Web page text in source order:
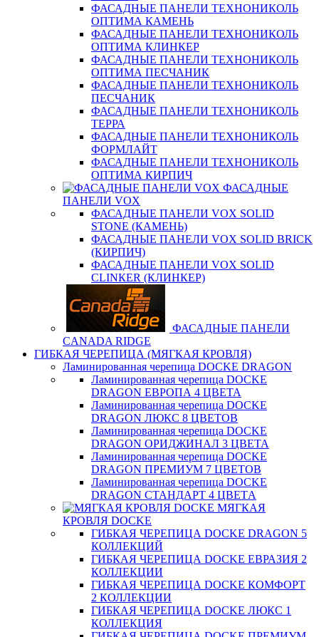
ФАСАДНЫЕ ПАНЕЛИ ТЕХНОНИКОЛЬ
ОПТИМА КАМЕНЬ
ФАСАДНЫЕ ПАНЕЛИ ТЕХНОНИКОЛЬ
ОПТИМА КЛИНКЕР
ФАСАДНЫЕ ПАНЕЛИ ТЕХНОНИКОЛЬ
ОПТИМА ПЕСЧАНИК
ФАСАДНЫЕ ПАНЕЛИ ТЕХНОНИКОЛЬ
ПЕСЧАНИК
ФАСАДНЫЕ ПАНЕЛИ ТЕХНОНИКОЛЬ
ТЕРРА
ФАСАДНЫЕ ПАНЕЛИ ТЕХНОНИКОЛЬ
ФОРМЛАЙТ
ФАСАДНЫЕ ПАНЕЛИ ТЕХНОНИКОЛЬ
ОПТИМА КИРПИЧ
ФАСАДНЫЕ
ПАНЕЛИ VOX
ФАСАДНЫЕ ПАНЕЛИ VOX SOLID
STONE (КАМЕНЬ)
ФАСАДНЫЕ ПАНЕЛИ VOX SOLID BRICK
(КИРПИЧ)
ФАСАДНЫЕ ПАНЕЛИ VOX SOLID
CLINКER (КЛИНКЕР)
ФАСАДНЫЕ ПАНЕЛИ
CANADA RIDGE
ГИБКАЯ ЧЕРЕПИЦА (МЯГКАЯ КРОВЛЯ)
Ламинированная черепица DOCKE DRAGON
Ламинированная черепица DOCKE
DRAGON ЕВРОПА 4 ЦВЕТА
Ламинированная черепица DOCKE
DRAGON ЛЮКС 8 ЦВЕТОВ
Ламинированная черепица DOCKE
DRAGON ОРИДЖИНАЛ 3 ЦВЕТА
Ламинированная черепица DOCKE
DRAGON ПРЕМИУМ 7 ЦВЕТОВ
Ламинированная черепица DOCKE
DRAGON СТАНДАРТ 4 ЦВЕТA
МЯГКАЯ
КРОВЛЯ DOCKE
ГИБКАЯ ЧЕРЕПИЦА DOCKE DRAGON 5
КОЛЛЕКЦИЙ
ГИБКАЯ ЧЕРЕПИЦА DOCKE ЕВРАЗИЯ 2
КОЛЛЕКЦИИ
ГИБКАЯ ЧЕРЕПИЦА DOCKE КОМФОРТ
2 КОЛЛЕКЦИИ
ГИБКАЯ ЧЕРЕПИЦА DOCKE ЛЮКС 1
КОЛЛЕКЦИЯ